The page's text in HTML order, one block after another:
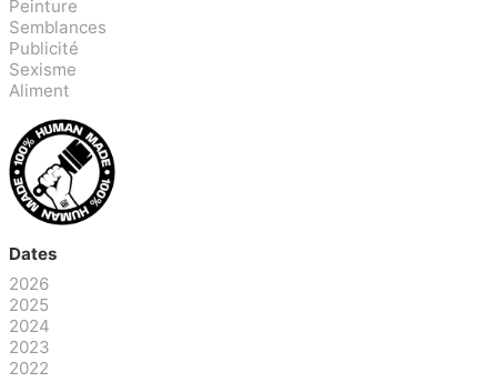
Peinture
Semblances
Publicité
Sexisme
Aliment
Dates
2026
2025
2024
2023
2022